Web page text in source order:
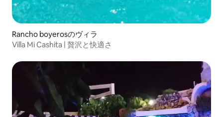
Rancho boyerosのヴィラ
Villa Mi Cashita | 贅沢と快適さ